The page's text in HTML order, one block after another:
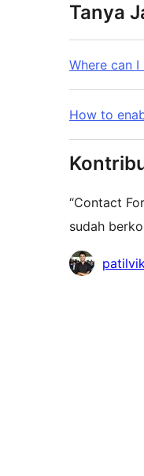
Tanya
Where can
How to
“Contact
sudah
Kontributor